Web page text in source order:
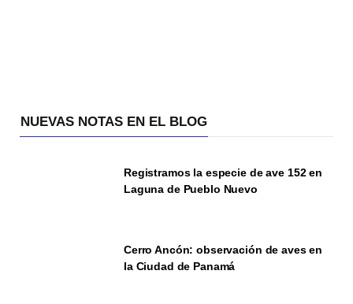
NUEVAS NOTAS EN EL BLOG
Registramos la especie de ave 152 en
Laguna de Pueblo Nuevo
Cerro Ancón: observación de aves en
la Ciudad de Panamá